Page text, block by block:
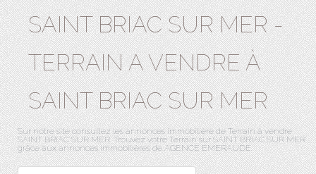
SAINT BRIAC SUR MER -
TERRAIN A VENDRE À
SAINT BRIAC SUR MER
Sur notre site consultez les annonces immobilière de Terrain à vendre
SAINT BRIAC SUR MER. Trouvez votre Terrain sur SAINT BRIAC SUR MER
grâce aux annonces immobilières de AGENCE EMERAUDE.